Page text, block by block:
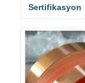
Sertifikasyon